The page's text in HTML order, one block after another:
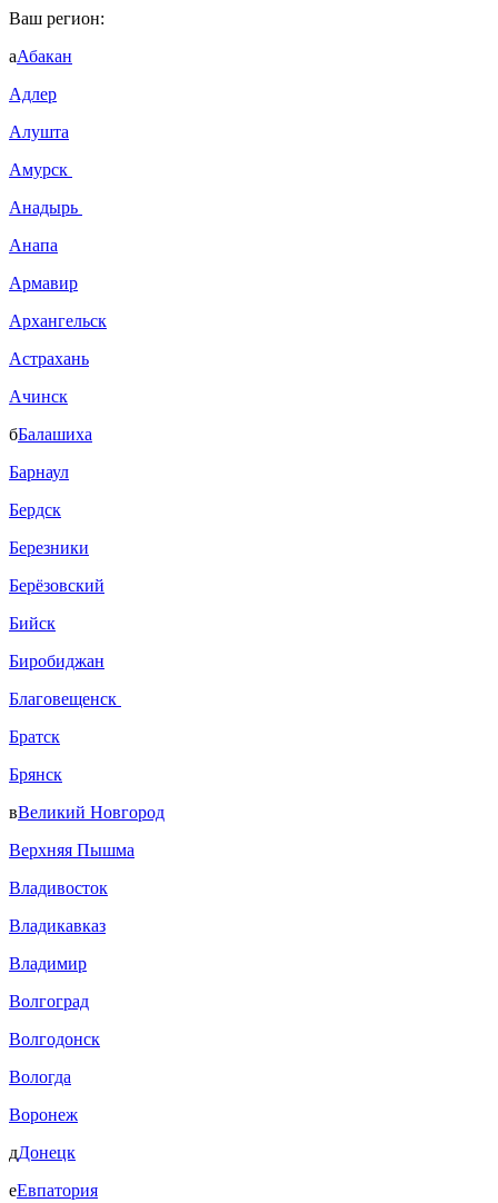
Ваш регион:
аАбакан
Адлер
Алушта
Амурск
Анадырь
Анапа
Армавир
Архангельск
Астрахань
Ачинск
бБалашиха
Барнаул
Бердск
Березники
Берёзовский
Бийск
Биробиджан
Благовещенск
Братск
Брянск
вВеликий Новгород
Верхняя Пышма
Владивосток
Владикавказ
Владимир
Волгоград
Волгодонск
Вологда
Воронеж
дДонецк
еЕвпатория